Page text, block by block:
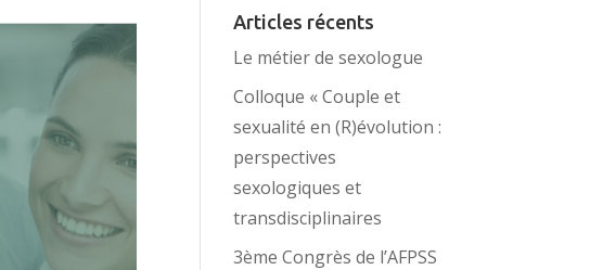
Articles récents
Le métier de sexologue
Colloque « Couple et
sexualité en (R)évolution :
perspectives
sexologiques et
transdisciplinaires
3ème Congrès de l’AFPSS